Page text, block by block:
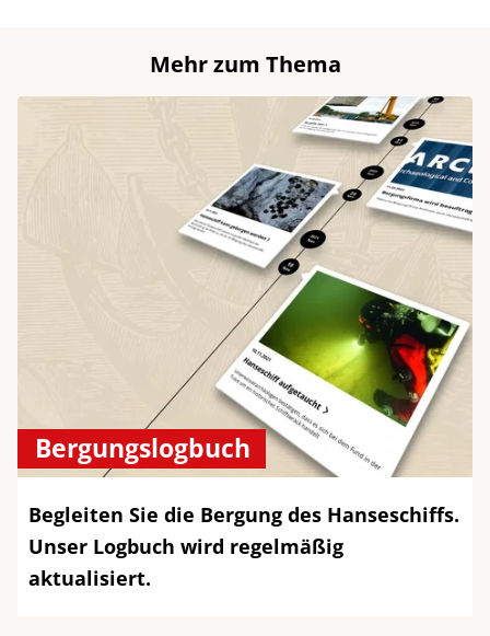
Mehr zum Thema
Bergungslogbuch
Begleiten Sie die Bergung des Hanseschiffs.
Unser Logbuch wird regelmäßig
aktualisiert.